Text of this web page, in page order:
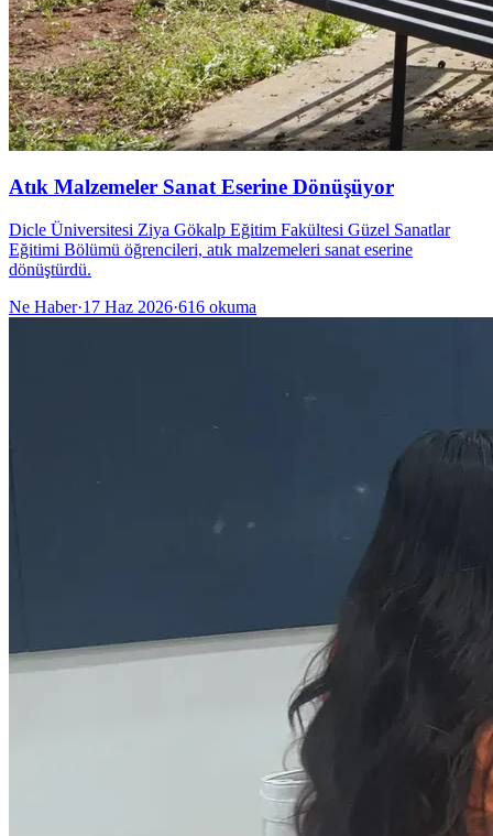
Atık Malzemeler Sanat Eserine Dönüşüyor
Dicle Üniversitesi Ziya Gökalp Eğitim Fakültesi Güzel Sanatlar
Eğitimi Bölümü öğrencileri, atık malzemeleri sanat eserine
dönüştürdü.
Ne Haber·17 Haz 2026·616 okuma